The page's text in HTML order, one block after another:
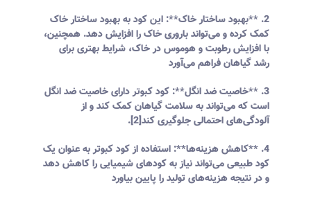
2. **بهبود ساختار خاک**: این کود به بهبود ساختار خاک
کمک کرده و می‌تواند باروری خاک را افزایش دهد. همچنین،
با افزایش رطوبت و هوموس در خاک، شرایط بهتری برای
رشد گیاهان فراهم می‌آورد
3. **خاصیت ضد انگل**: کود کبوتر دارای خاصیت ضد انگل
است که می‌تواند به سلامت گیاهان کمک کند و از
آلودگی‌های احتمالی جلوگیری کند[2].
4. **کاهش هزینه‌ها**: استفاده از کود کبوتر به عنوان یک
کود طبیعی می‌تواند نیاز به کودهای شیمیایی را کاهش دهد
و در نتیجه هزینه‌های تولید را پایین بیاورد